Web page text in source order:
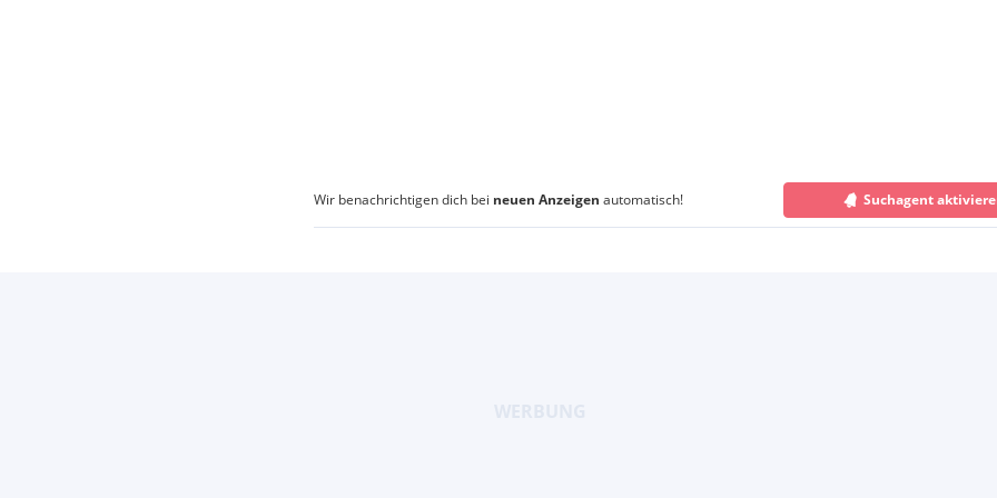
Wir benachrichtigen dich bei neuen Anzeigen automatisch! Suchagent